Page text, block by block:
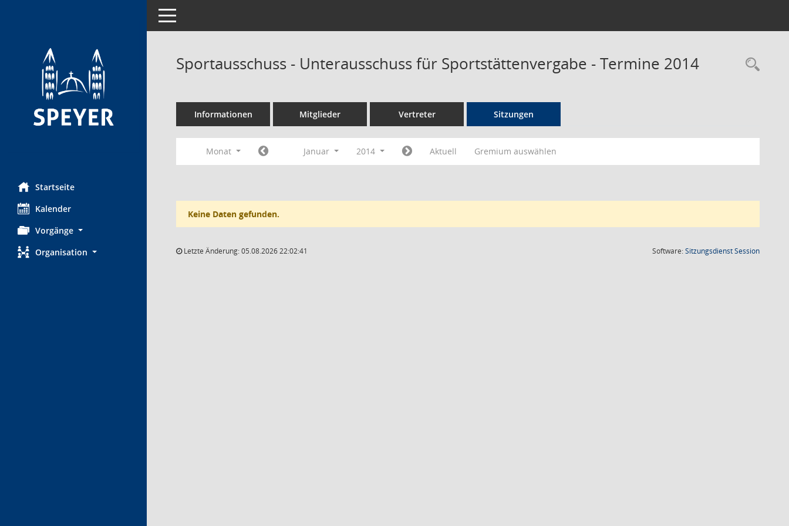
Startseite
Kalender
Vorgänge
Organisation
Toggle navigation
Sportausschuss - Unterausschuss für Sportstättenvergabe - Termine 2014
Informationen Mitglieder Vertreter Sitzungen
Monat Januar 2014 Aktuell Gremium auswählen
Keine Daten gefunden.
Letzte Änderung: 05.08.2026 22:02:41 Software:SitzungsdienstSession(Wird in